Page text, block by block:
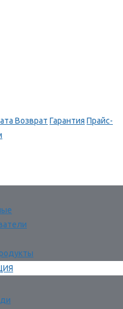
Возврат Гарантия Прайс-